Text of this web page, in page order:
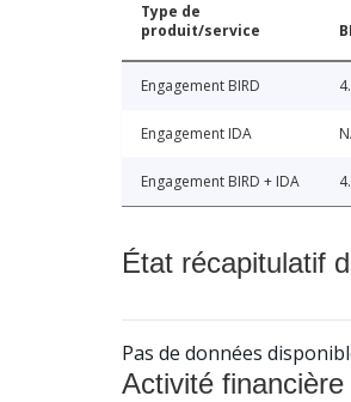
Type de
produit/service
Engagement BIRD
Engagement IDA
Engagement BIRD + IDA
État récapitulatif
Pas de données
Activité